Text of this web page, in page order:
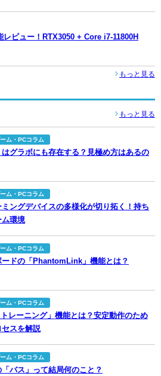
レビュー！RTX3050 + Core i7-11800H
もっと見る
もっと見る
ム・PCコラム
はグラボにも存在する？見極め方はあるの
ム・PCコラム
ングデバイスの多様化が切り拓く！持ち
ム環境
ム・PCコラム
ードの「PhantomLink」機能とは？
ム・PCコラム
レーニング」機能とは？安定動作のため
スを解説
ム・PCコラム
バス」って結局何のこと？